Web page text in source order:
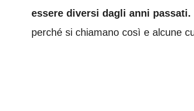
essere diversi dagli anni passati.
perché si chiamano così e alcune